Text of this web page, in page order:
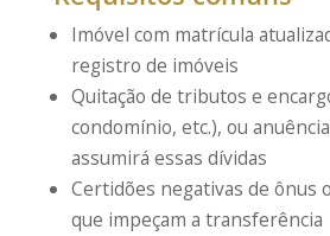
Imóvel com matrícula
registro de imóveis
Quitação de tributos e
condomínio, etc.), ou
assumirá essas dívidas
Certidões negativas de ônus
que impeçam a transferência